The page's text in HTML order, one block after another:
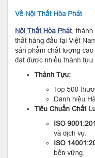
Về Nội Thất Hòa Phát
Nội Thất Hòa Phát, thành
thất hàng đầu tại Việt
sản phẩm chất lượng
đạt được nhiều thành tựu
Thành Tựu:
Top 500
Danh hiệu
Tiêu Chuẩn Chất
ISO
và dịch vụ.
ISO
bền vững.